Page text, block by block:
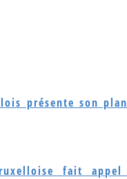
présente son
fait